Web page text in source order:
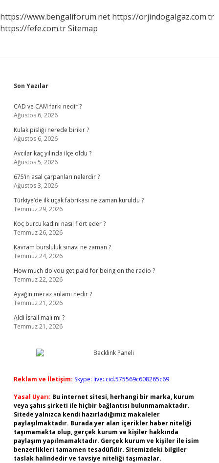
https://www.bengaliforum.net https://orjindogalgaz.com.tr
https://fefe.com.trSitemap
Sidebar
Son Yazılar
CAD ve CAM farkı nedir ?
Ağustos 6, 2026
Kulak pisliği nerede birikir ?
Ağustos 6, 2026
Avcılar kaç yılında ilçe oldu ?
Ağustos 5, 2026
675’in asal çarpanları nelerdir ?
Ağustos 3, 2026
Türkiye’de ilk uçak fabrikası ne zaman kuruldu ?
Temmuz 29, 2026
Koç burcu kadını nasıl flört eder ?
Temmuz 26, 2026
Kavram bursluluk sınavı ne zaman ?
Temmuz 24, 2026
How much do you get paid for being on the radio ?
Temmuz 22, 2026
Ayağın mecaz anlamı nedir ?
Temmuz 21, 2026
Aldi İsrail malı mı ?
Temmuz 21, 2026
Reklam ve İletişim: Skype: live:.cid.575569c608265c69
Yasal Uyarı: Bu internet sitesi, herhangi bir marka, kurum
veya şahıs şirketi ile hiçbir bağlantısı bulunmamaktadır.
Sitede yalnızca kendi hazırladığımız makaleler
paylaşılmaktadır. Burada yer alan içerikler haber niteliği
taşımamakta olup, gerçek kurum ve kişiler hakkında
paylaşım yapılmamaktadır. Gerçek kurum ve kişiler ile isim
benzerlikleri tamamen tesadüfidir. Sitemizdeki bilgiler
taslak halindedir ve tavsiye niteliği taşımazlar.